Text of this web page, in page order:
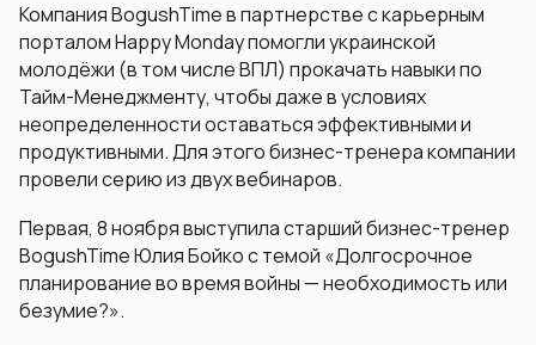
Компания BogushTime в партнерстве с карьерным
порталом Happy Monday помогли украинской
молодёжи (в том числе ВПЛ) прокачать навыки по
Тайм-Менеджменту, чтобы даже в условиях
неопределенности оставаться эффективными и
продуктивными. Для этого бизнес-тренера компании
провели серию из двух вебинаров.
Первая, 8 ноября выступила старший бизнес-тренер
BogushTime Юлия Бойко с темой «Долгосрочное
планирование во время войны — необходимость или
безумие?».